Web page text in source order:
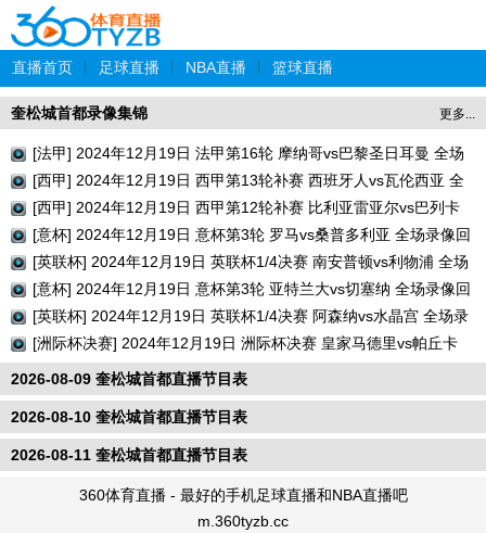
直播首页 足球直播 NBA直播 篮球直播
更多...
奎松城首都录像集锦
[法甲] 2024年12月19日 法甲第16轮 摩纳哥vs巴黎圣日耳曼 全场
录像回放
[西甲] 2024年12月19日 西甲第13轮补赛 西班牙人vs瓦伦西亚 全
场录像回放
[西甲] 2024年12月19日 西甲第12轮补赛 比利亚雷亚尔vs巴列卡
诺 全场录像回放
[意杯] 2024年12月19日 意杯第3轮 罗马vs桑普多利亚 全场录像回
放
[英联杯] 2024年12月19日 英联杯1/4决赛 南安普顿vs利物浦 全场
录像回放
[意杯] 2024年12月19日 意杯第3轮 亚特兰大vs切塞纳 全场录像回
放
[英联杯] 2024年12月19日 英联杯1/4决赛 阿森纳vs水晶宫 全场录
像回放
[洲际杯决赛] 2024年12月19日 洲际杯决赛 皇家马德里vs帕丘卡
全场录像回放
2026-08-09 奎松城首都直播节目表
2026-08-10 奎松城首都直播节目表
2026-08-11 奎松城首都直播节目表
360体育直播 - 最好的手机足球直播和NBA直播吧
m.360tyzb.cc